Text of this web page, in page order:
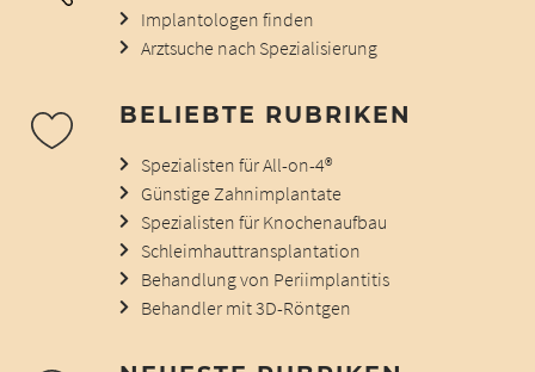
Implantologen finden
Arztsuche nach Spezialisierung
BELIEBTE RUBRIKEN
Spezialisten für All-on-4®
Günstige Zahnimplantate
Spezialisten für Knochenaufbau
Schleimhauttransplantation
Behandlung von Periimplantitis
Behandler mit 3D-Röntgen